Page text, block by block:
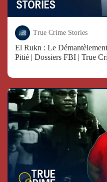
True Crime Stories
El Rukn : Le
Pitié | Dossiers FBI | True